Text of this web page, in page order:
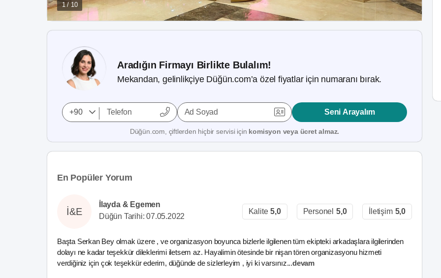
1 / 10
Aradığın Firmayı Birlikte Bulalım!
Mekandan, gelinlikçiye Düğün.com’a özel fiyatlar için numaranı bırak.
Ad Soyad Seni Arayalım
Düğün.com, çiftlerden hiçbir servisi için komisyon veya ücret almaz.
En Popüler Yorum
İ&E
İlayda & Egemen
Düğün Tarihi: 07.05.2022
Kalite 5,0 Personel 5,0 İletişim 5,0
Başta Serkan Bey olmak üzere , ve organizasyon boyunca bizlerle ilgilenen tüm ekipteki arkadaşlara ilgilerinden
dolayı ne kadar teşekkür dileklerimi iletsem az. Hayalimin ötesinde bir nişan tören organizasyonu hizmeti
verdiğiniz için çok teşekkür ederim, düğünde de sizlerleyim , iyi ki varsınız...devam